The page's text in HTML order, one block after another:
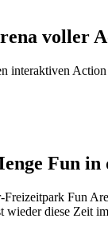
voller
interaktiven
Fun
Fun
wieder diese Zeit